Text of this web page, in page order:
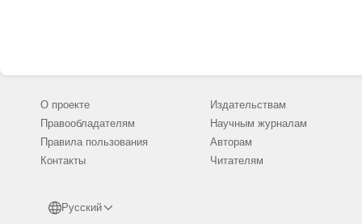
Ишкулов Д. Г., Михайлюк А.
2013. № 4. С. 88-94.
О проекте
Правообладателям
Правила пользования
Контакты
Русский
Издательствам
Научным журналам
Авторам
Читателям